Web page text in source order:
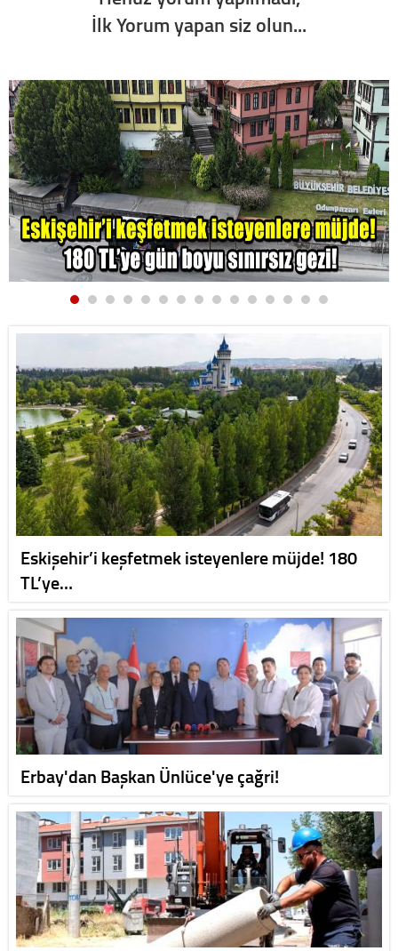
İlk Yorum yapan siz olun...
Eskişehir’i keşfetmek isteyenlere müjde! 180
TL’ye…
Erbay'dan Başkan Ünlüce'ye çağri!